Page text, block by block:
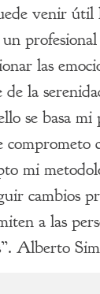
venir útil
las
de la
se basa mi
mi
cambios
a las
Alberto